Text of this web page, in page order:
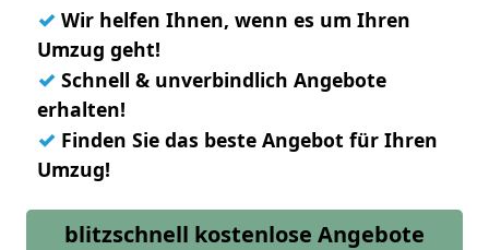
✓ Wir helfen Ihnen, wenn es um Ihren
Umzug geht!
✓ Schnell & unverbindlich Angebote
erhalten!
✓ Finden Sie das beste Angebot für Ihren
Umzug!
blitzschnell kostenlose Angebote